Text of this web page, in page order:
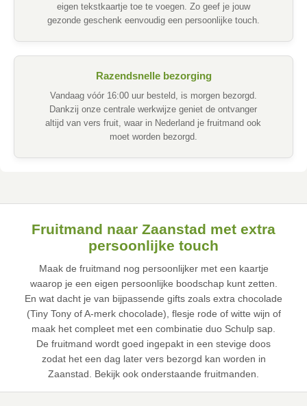
eigen tekstkaartje toe te voegen. Zo geef je jouw
gezonde geschenk eenvoudig een persoonlijke touch.
Razendsnelle bezorging
Vandaag vóór 16:00 uur besteld, is morgen bezorgd.
Dankzij onze centrale werkwijze geniet de ontvanger
altijd van vers fruit, waar in Nederland je fruitmand ook
moet worden bezorgd.
Fruitmand naar Zaanstad met extra
persoonlijke touch
Maak de fruitmand nog persoonlijker met een kaartje
waarop je een eigen persoonlijke boodschap kunt zetten.
En wat dacht je van bijpassende gifts zoals extra chocolade
(Tiny Tony of A-merk chocolade), flesje rode of witte wijn of
maak het compleet met een combinatie duo Schulp sap.
De fruitmand wordt goed ingepakt in een stevige doos
zodat het een dag later vers bezorgd kan worden in
Zaanstad. Bekijk ook onderstaande fruitmanden.